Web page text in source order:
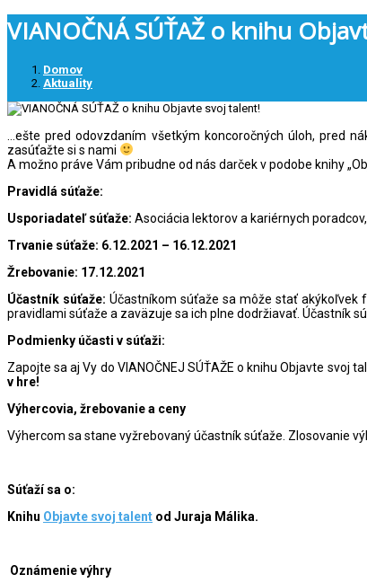
VIANOČNÁ SÚŤAŽ o knihu
Domov
Aktuality
…ešte pred odovzdaním všetkým koncoročných úloh, pred
zasúťažte si s nami
A možno práve Vám pribudne od nás darček v podobe knihy
Pravidlá súťaže:
Usporiadateľ súťaže: Asociácia lektorov a kariérnych
Trvanie súťaže: 6.12.2021 – 16.12.2021
Žrebovanie: 17.12.2021
Účastník súťaže:Účastníkom súťaže sa môže stať akýkoľvek
pravidlami súťaže a zaväzuje sa ich plne dodržiavať. Účastník
Podmienky účasti v súťaži:
Zapojte sa aj Vy do VIANOČNEJ SÚŤAŽE o knihu Objavte svoj
v hre!
Výhercovia, žrebovanie a ceny
Výhercom sa stane vyžrebovaný účastník súťaže. Zlosovanie
Súťaží sa o:
Knihu Objavte svoj talent od Juraja Málika.
Oznámenie výhry